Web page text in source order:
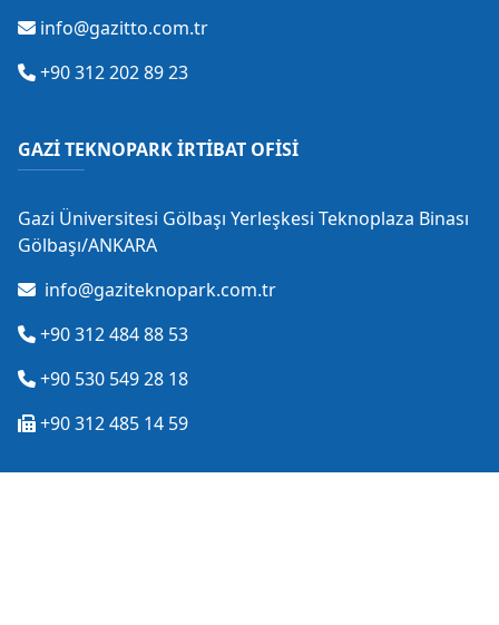
info@gazitto.com.tr
+90 312 202 89 23
GAZİ TEKNOPARK İRTİBAT OFİSİ
Gazi Üniversitesi Gölbaşı Yerleşkesi Teknoplaza Binası
Gölbaşı/ANKARA
info@gaziteknopark.com.tr
+90 312 484 88 53
+90 530 549 28 18
+90 312 485 14 59